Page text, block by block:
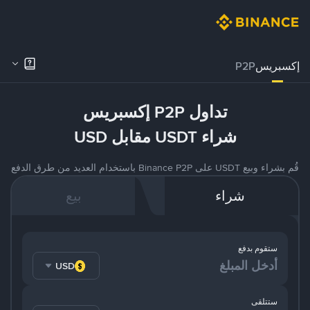
إكسبريسP2P
تداول P2P إكسبريس
شراء USDT مقابل USD
قُم بشراء وبيع USDT على Binance P2P باستخدام العديد من طرق الدفع
شراء بيع
ستقوم بدفع
USD
ستتلقى